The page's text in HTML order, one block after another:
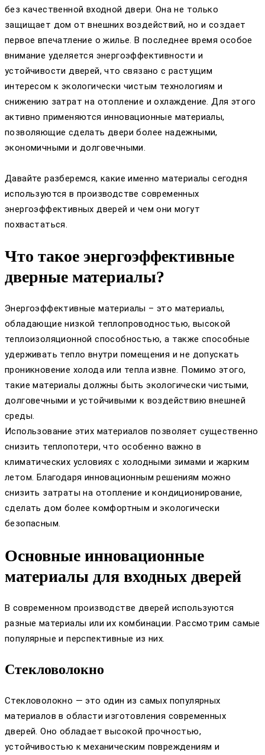
без качественной входной двери. Она не только
защищает дом от внешних воздействий, но и создает
первое впечатление о жилье. В последнее время особое
внимание уделяется энергоэффективности и
устойчивости дверей, что связано с растущим
интересом к экологически чистым технологиям и
снижению затрат на отопление и охлаждение. Для этого
активно применяются инновационные материалы,
позволяющие сделать двери более надежными,
экономичными и долговечными.
Давайте разберемся, какие именно материалы сегодня
используются в производстве современных
энергоэффективных дверей и чем они могут
похвастаться.
Что такое энергоэффективные
дверные материалы?
Энергоэффективные материалы – это материалы,
обладающие низкой теплопроводностью, высокой
теплоизоляционной способностью, а также способные
удерживать тепло внутри помещения и не допускать
проникновение холода или тепла извне. Помимо этого,
такие материалы должны быть экологически чистыми,
долговечными и устойчивыми к воздействию внешней
среды.
Использование этих материалов позволяет существенно
снизить теплопотери, что особенно важно в
климатических условиях с холодными зимами и жарким
летом. Благодаря инновационным решениям можно
снизить затраты на отопление и кондиционирование,
сделать дом более комфортным и экологически
безопасным.
Основные инновационные
материалы для входных дверей
В современном производстве дверей используются
разные материалы или их комбинации. Рассмотрим самые
популярные и перспективные из них.
Стекловолокно
Стекловолокно — это один из самых популярных
материалов в области изготовления современных
дверей. Оно обладает высокой прочностью,
устойчивостью к механическим повреждениям и